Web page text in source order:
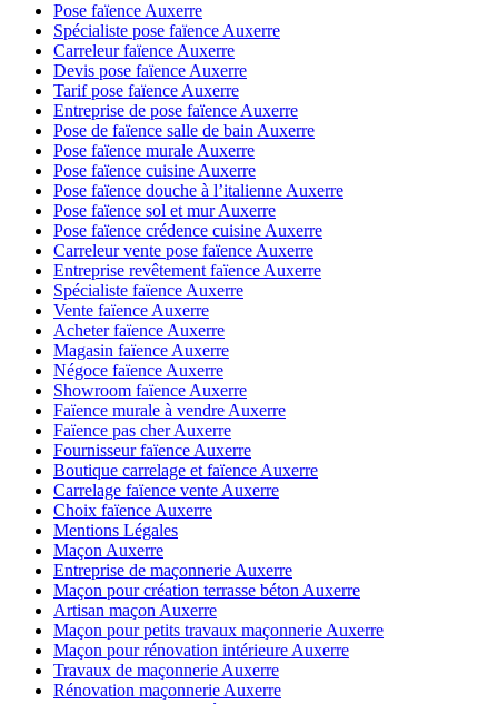
Pose faïence Auxerre
Spécialiste pose faïence Auxerre
Carreleur faïence Auxerre
Devis pose faïence Auxerre
Tarif pose faïence Auxerre
Entreprise de pose faïence Auxerre
Pose de faïence salle de bain Auxerre
Pose faïence murale Auxerre
Pose faïence cuisine Auxerre
Pose faïence douche à l’italienne Auxerre
Pose faïence sol et mur Auxerre
Pose faïence crédence cuisine Auxerre
Carreleur vente pose faïence Auxerre
Entreprise revêtement faïence Auxerre
Spécialiste faïence Auxerre
Vente faïence Auxerre
Acheter faïence Auxerre
Magasin faïence Auxerre
Négoce faïence Auxerre
Showroom faïence Auxerre
Faïence murale à vendre Auxerre
Faïence pas cher Auxerre
Fournisseur faïence Auxerre
Boutique carrelage et faïence Auxerre
Carrelage faïence vente Auxerre
Choix faïence Auxerre
Mentions Légales
Maçon Auxerre
Entreprise de maçonnerie Auxerre
Maçon pour création terrasse béton Auxerre
Artisan maçon Auxerre
Maçon pour petits travaux maçonnerie Auxerre
Maçon pour rénovation intérieure Auxerre
Travaux de maçonnerie Auxerre
Rénovation maçonnerie Auxerre